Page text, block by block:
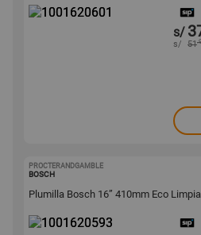
s/
s/ 51
PROCTERANDGAMBLE
BOSCH
Plumilla Bosch 16” 410mm Eco